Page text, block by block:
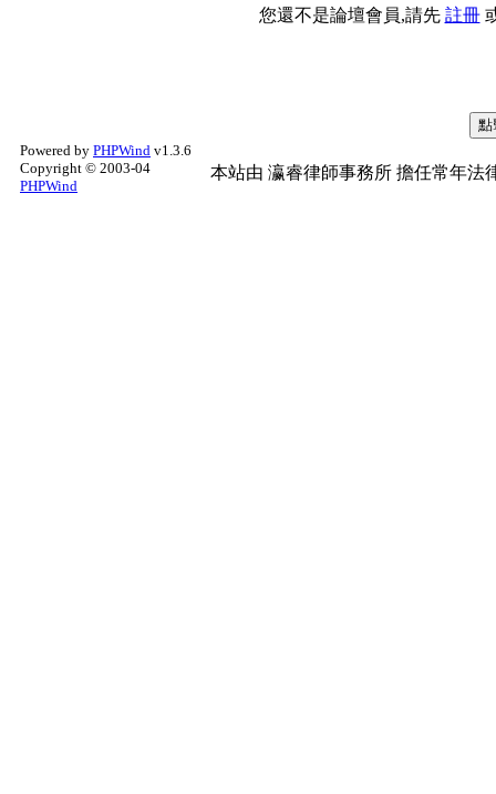
您還不是論壇會員,請先 註冊
Powered by PHPWind v1.3.6
Copyright © 2003-04
PHPWind
本站由 瀛睿律師事務所 擔任常年法